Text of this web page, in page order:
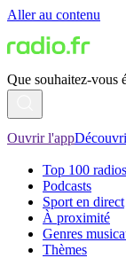
Aller au contenu
Que souhaitez-vous
Ouvrir l'app
Top 100 radios
Podcasts
Sport en direct
À proximité
Genres
Thèmes